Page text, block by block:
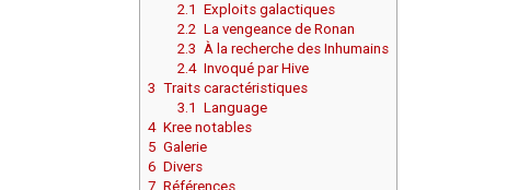
2.1 Exploits galactiques
2.2 La vengeance de Ronan
2.3 À la recherche des Inhumains
2.4 Invoqué par Hive
3 Traits caractéristiques
3.1 Language
4 Kree notables
5 Galerie
6 Divers
7 Références